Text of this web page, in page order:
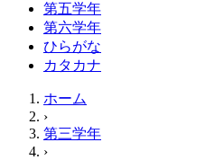
第五学年
第六学年
ひらがな
カタカナ
ホーム
›
第三学年
›